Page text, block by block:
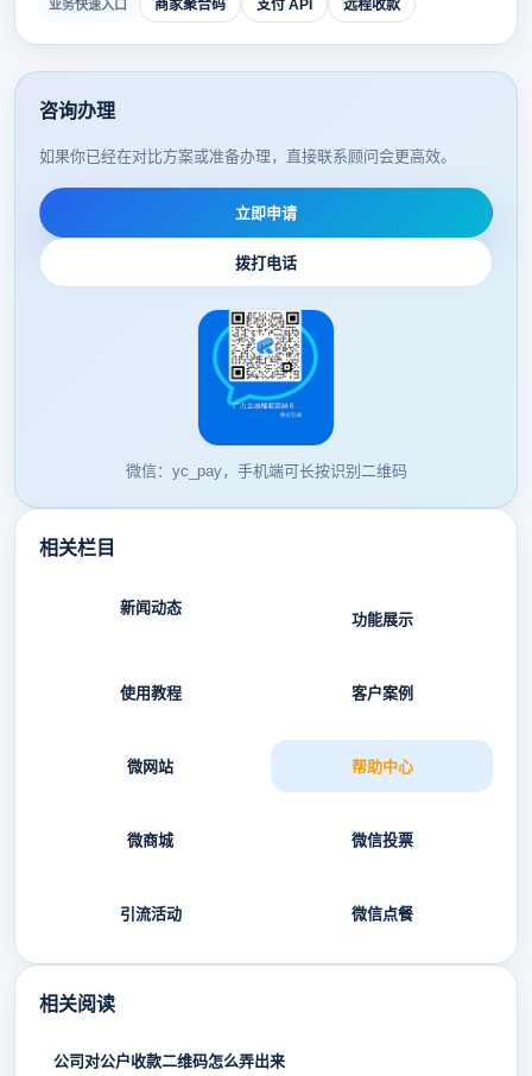
业务快速入口 商家聚合码 支付 API 远程收款
咨询办理
如果你已经在对比方案或准备办理，直接联系顾问会更高效。
立即申请
拨打电话
微信：yc_pay，手机端可长按识别二维码
相关栏目
新闻动态
功能展示
使用教程 客户案例
微网站 帮助中心
微商城 微信投票
引流活动 微信点餐
相关阅读
公司对公户收款二维码怎么弄出来